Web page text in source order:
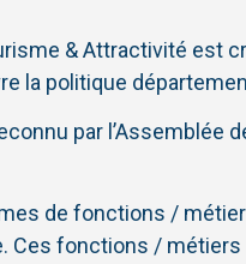
& Attractivité est
la politique
par l’Assemblée
de fonctions /
Ces fonctions /